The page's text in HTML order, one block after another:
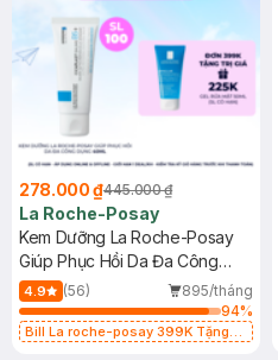
278.000 ₫445.000 ₫
La Roche-Posay
Kem Dưỡng La Roche-Posay
Giúp Phục Hồi Da Đa Công
Dụng 40ml
4.9 (56)
895/tháng
94%
Bill La roche-posay 399K Tặng